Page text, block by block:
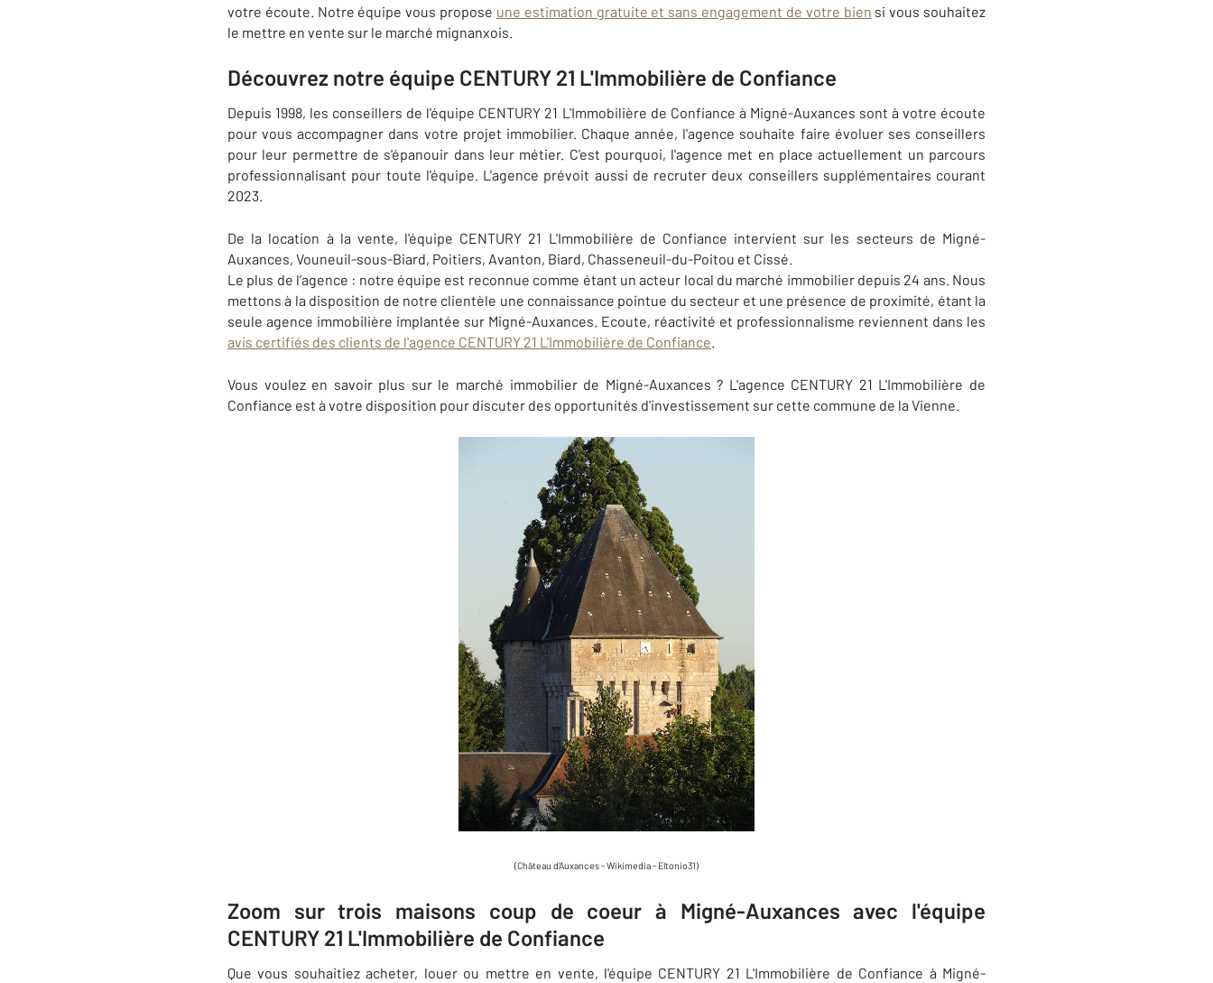
votre écoute. Notre équipe vous propose une estimation gratuite et sans engagement de votre bien si vous souhaitez
le mettre en vente sur le marché mignanxois.
Découvrez notre équipe CENTURY 21 L'Immobilière de Confiance
Depuis 1998, les conseillers de l'équipe CENTURY 21 L'Immobilière de Confiance à Migné-Auxances sont à votre écoute
pour vous accompagner dans votre projet immobilier. Chaque année, l'agence souhaite faire évoluer ses conseillers
pour leur permettre de s'épanouir dans leur métier. C'est pourquoi, l'agence met en place actuellement un parcours
professionnalisant pour toute l'équipe. L'agence prévoit aussi de recruter deux conseillers supplémentaires courant
2023.
De la location à la vente, l'équipe CENTURY 21 L'Immobilière de Confiance intervient sur les secteurs de Migné-
Auxances, Vouneuil-sous-Biard, Poitiers, Avanton, Biard, Chasseneuil-du-Poitou et Cissé.
Le plus de l’agence : notre équipe est reconnue comme étant un acteur local du marché immobilier depuis 24 ans. Nous
mettons à la disposition de notre clientèle une connaissance pointue du secteur et une présence de proximité, étant la
seule agence immobilière implantée sur Migné-Auxances. Ecoute, réactivité et professionnalisme reviennent dans les
avis certifiés des clients de l'agence CENTURY 21 L'Immobilière de Confiance.
Vous voulez en savoir plus sur le marché immobilier de Migné-Auxances ? L'agence CENTURY 21 L'Immobilière de
Confiance est à votre disposition pour discuter des opportunités d'investissement sur cette commune de la Vienne.
(Château d'Auxances - Wikimedia - Eltonio31)
Zoom sur trois maisons coup de coeur à Migné-Auxances avec l'équipe
CENTURY 21 L'Immobilière de Confiance
Que vous souhaitiez acheter, louer ou mettre en vente, l'équipe CENTURY 21 L'Immobilière de Confiance à Migné-